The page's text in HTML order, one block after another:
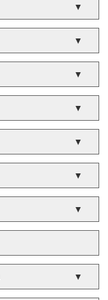
▼
▼
▼
▼
▼
▼
▼
▼